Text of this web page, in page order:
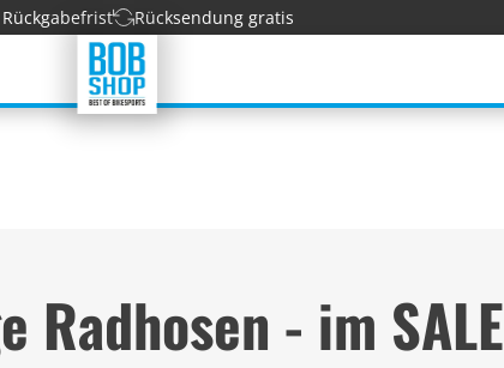
Rücksendung gratis
Radhosen - im SALE